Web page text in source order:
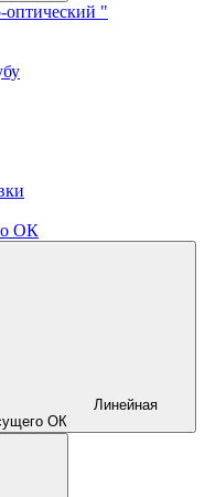
оптический "
ОК
Линейная
ОК